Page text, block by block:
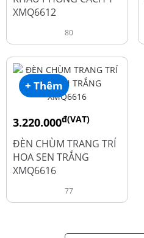
XMQ6612
80
+ Thêm
3.220.000đ(VAT)
4.600.000
ĐÈN CHÙM TRANG TRÍ
HOA SEN TRẮNG
XMQ6616
77